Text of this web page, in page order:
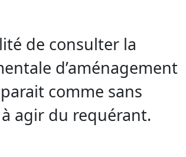
de consulter la
d’aménagement
comme sans
agir du requérant.